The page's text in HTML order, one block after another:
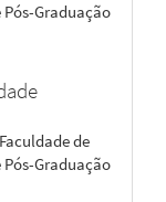
Pós-Graduação
de
Pós-Graduação